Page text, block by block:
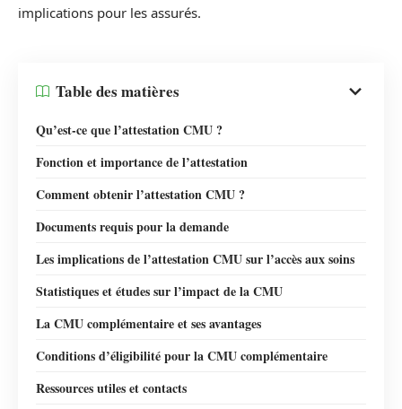
implications pour les assurés.
Table des matières
Qu’est-ce que l’attestation CMU ?
Fonction et importance de l’attestation
Comment obtenir l’attestation CMU ?
Documents requis pour la demande
Les implications de l’attestation CMU sur l’accès aux soins
Statistiques et études sur l’impact de la CMU
La CMU complémentaire et ses avantages
Conditions d’éligibilité pour la CMU complémentaire
Ressources utiles et contacts